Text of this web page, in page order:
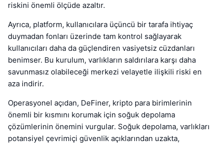
riskini önemli ölçüde azaltır.
Ayrıca, platform, kullanıcılara üçüncü bir tarafa ihtiyaç
duymadan fonları üzerinde tam kontrol sağlayarak
kullanıcıları daha da güçlendiren vasiyetsiz cüzdanları
benimser. Bu kurulum, varlıkların saldırılara karşı daha
savunmasız olabileceği merkezi velayetle ilişkili riski en
aza indirir.
Operasyonel açıdan, DeFiner, kripto para birimlerinin
önemli bir kısmını korumak için soğuk depolama
çözümlerinin önemini vurgular. Soğuk depolama, varlıkları
potansiyel çevrimiçi güvenlik açıklarından uzakta,